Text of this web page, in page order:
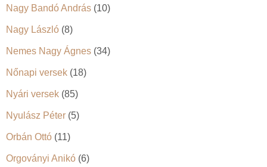
Nagy Bandó András (10)
Nagy László (8)
Nemes Nagy Ágnes (34)
Nőnapi versek (18)
Nyári versek (85)
Nyulász Péter (5)
Orbán Ottó (11)
Orgoványi Anikó (6)